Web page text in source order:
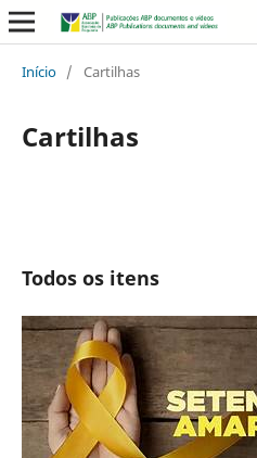
Início / Cartilhas
Cartilhas
Todos os itens